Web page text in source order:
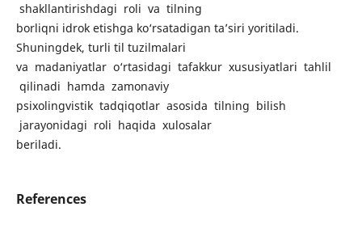
shakllantirishdagi roli va tilning
borliqni idrok etishga ko‘rsatadigan ta’siri yoritiladi.
Shuningdek, turli til tuzilmalari
va madaniyatlar o‘rtasidagi tafakkur xususiyatlari tahlil
qilinadi hamda zamonaviy
psixolingvistik tadqiqotlar asosida tilning bilish
jarayonidagi roli haqida xulosalar
beriladi.
References